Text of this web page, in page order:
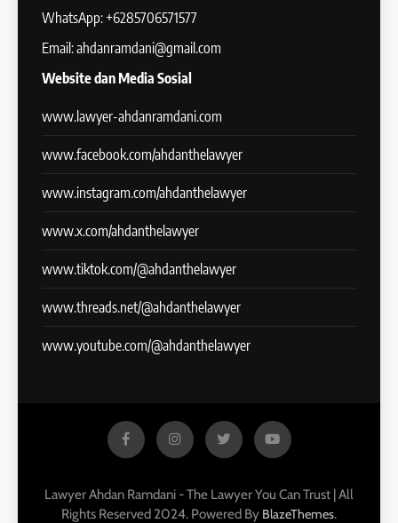
WhatsApp: +6285706571577
Email: ahdanramdani@gmail.com
Website dan Media Sosial
www.lawyer-ahdanramdani.com
www.facebook.com/ahdanthelawyer
www.instagram.com/ahdanthelawyer
www.x.com/ahdanthelawyer
www.tiktok.com/@ahdanthelawyer
www.threads.net/@ahdanthelawyer
www.youtube.com/@ahdanthelawyer
Lawyer Ahdan Ramdani - The Lawyer You Can Trust | All
Rights Reserved 2024. Powered By BlazeThemes.